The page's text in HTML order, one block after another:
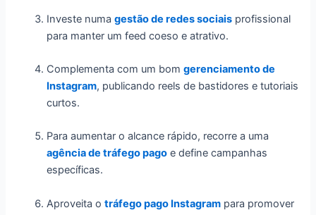
Investe numagestão de redes sociais profissional
para manter um feed coeso e atrativo.
Complementa com um bomgerenciamento de
Instagram, publicando reels de bastidores e tutoriais
curtos.
Para aumentar o alcance rápido, recorre a uma
agência de tráfego pago e define campanhas
específicas.
Aproveita otráfego pago Instagram para promover